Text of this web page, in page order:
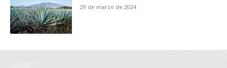
29 de marzo de 2024